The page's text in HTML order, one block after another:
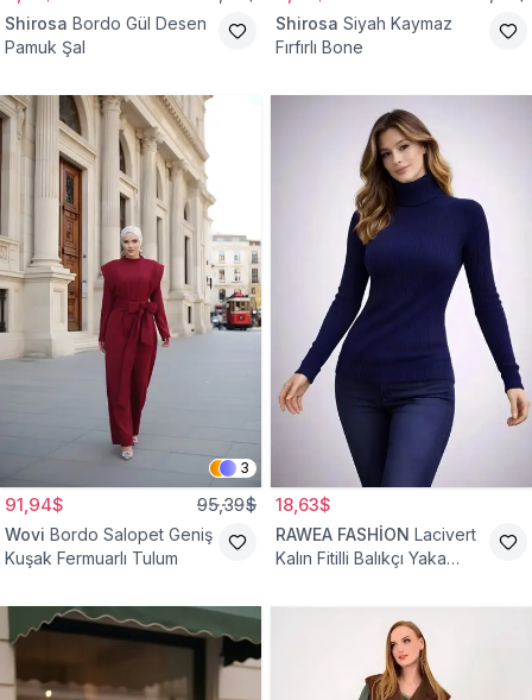
Shirosa Bordo Gül Desen
Pamuk Şal
Shirosa Siyah Kaymaz
Fırfırlı Bone
3
91,94$ 95,39$
Wovi Bordo Salopet Geniş
Kuşak Fermuarlı Tulum
18,63$
RAWEA FASHİON Lacivert
Kalın Fitilli Balıkçı Yaka